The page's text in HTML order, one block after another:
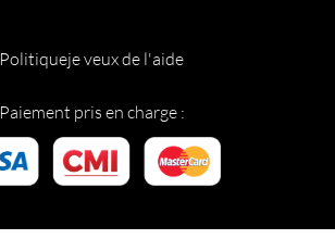
Paiement pris en charge :
Politiqueje veux de l'aide